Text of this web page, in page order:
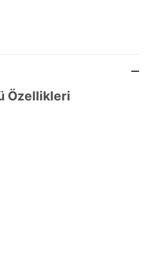
Özellikleri